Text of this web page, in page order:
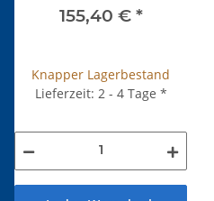
155,40 € *
Knapper Lagerbestand
Lieferzeit: 2 - 4 Tage *